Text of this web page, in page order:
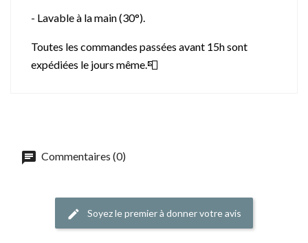
- Lavable à la main (30°).
Toutes les commandes passées avant 15h sont
expédiées le jours même.📮
Commentaires (0)
Soyez le premier à donner votre avis